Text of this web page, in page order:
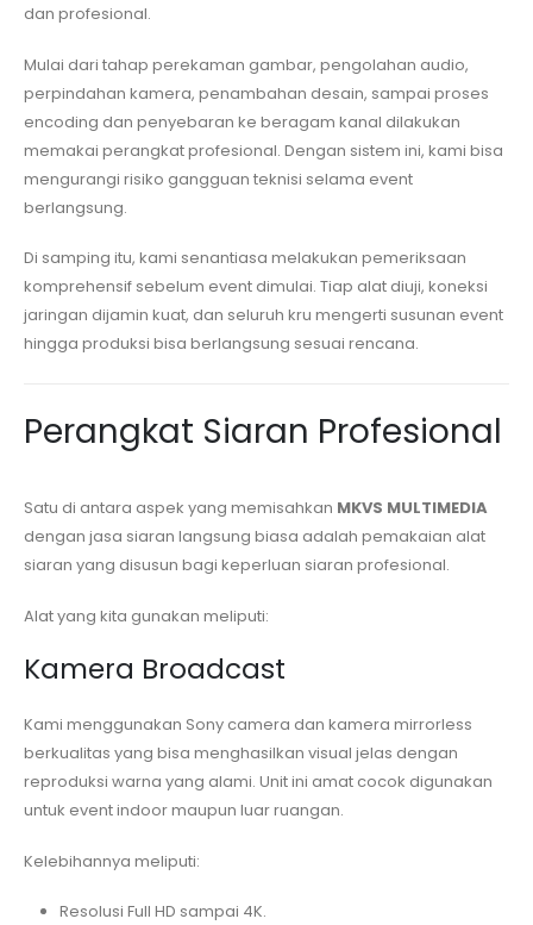
dan profesional.
Mulai dari tahap perekaman gambar, pengolahan audio,
perpindahan kamera, penambahan desain, sampai proses
encoding dan penyebaran ke beragam kanal dilakukan
memakai perangkat profesional. Dengan sistem ini, kami bisa
mengurangi risiko gangguan teknisi selama event
berlangsung.
Di samping itu, kami senantiasa melakukan pemeriksaan
komprehensif sebelum event dimulai. Tiap alat diuji, koneksi
jaringan dijamin kuat, dan seluruh kru mengerti susunan event
hingga produksi bisa berlangsung sesuai rencana.
Perangkat Siaran Profesional
Satu di antara aspek yang memisahkan MKVS MULTIMEDIA
dengan jasa siaran langsung biasa adalah pemakaian alat
siaran yang disusun bagi keperluan siaran profesional.
Alat yang kita gunakan meliputi:
Kamera Broadcast
Kami menggunakan Sony camera dan kamera mirrorless
berkualitas yang bisa menghasilkan visual jelas dengan
reproduksi warna yang alami. Unit ini amat cocok digunakan
untuk event indoor maupun luar ruangan.
Kelebihannya meliputi:
Resolusi Full HD sampai 4K.